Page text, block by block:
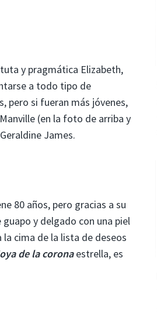
y pragmática Elizabeth,
a todo tipo de
pero si fueran más jóvenes,
(en la foto de arriba y
James.
80 años, pero gracias a su
y delgado con una piel
cima de la lista de deseos
de la coronaestrella, es